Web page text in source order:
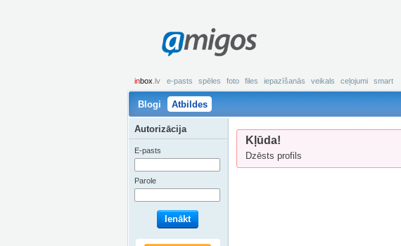
amigos
inbox .lv e-pasts spēles foto files iepazīšanās veikals ceļojumi smart
Blogi Atbildes
Kļūda!
Dzēsts profils
Autorizācija
E-pasts
Parole
Ienākt